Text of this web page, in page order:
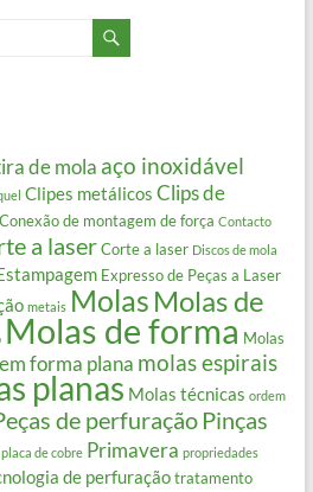
de mola aço inoxidável
Clipes metálicos Clips de
Conexão de montagem de força Contacto
a laser Corte a laser Discos de mola
Expresso de Peças a Laser
metais Molas Molas de
Molas de forma Molas
forma plana molas espirais
planas Molas técnicas ordem
de perfuração Pinças
placa de cobre Primavera propriedades
de perfuração tratamento